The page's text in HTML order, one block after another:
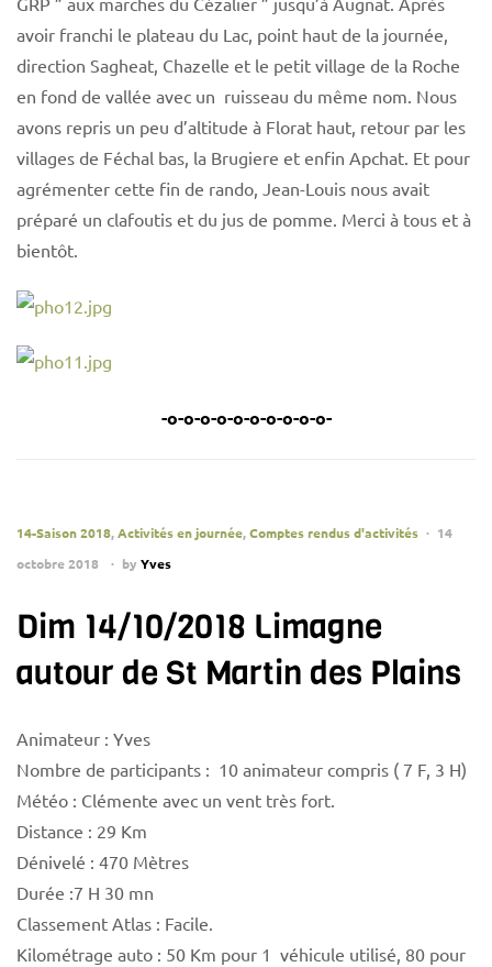
avoir franchi le plateau du Lac, point haut de la journée,
direction Sagheat, Chazelle et le petit village de la Roche
en fond de vallée avec un ruisseau du même nom. Nous
avons repris un peu d’altitude à Florat haut, retour par les
villages de Féchal bas, la Brugiere et enfin Apchat. Et pour
agrémenter cette fin de rando, Jean-Louis nous avait
préparé un clafoutis et du jus de pomme. Merci à tous et à
bientôt.
-o-o-o-o-o-o-o-o-o-o-
14-Saison 2018,Activités en journée,Comptes rendus d'activités
14
octobre 2018
by Yves
Dim 14/10/2018 Limagne
autour de St Martin des Plains
Animateur : Yves
Nombre de participants : 10 animateur compris ( 7 F, 3 H)
Météo : Clémente avec un vent très fort.
Distance : 29 Km
Dénivelé : 470 Mètres
Durée :7 H 30 mn
Classement Atlas : Facile.
Kilométrage auto : 50 Km pour 1 véhicule utilisé, 80 pour